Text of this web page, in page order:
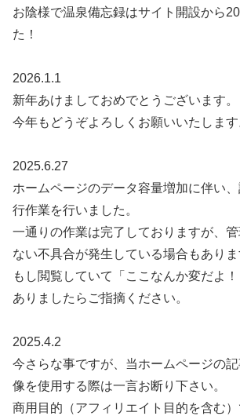
お陰様で温泉備忘録はサイト開設から
た！
2026.1.1
新年あけましておめでとうございます。
今年もどうぞよろしくお願いいたします
2025.6.27
ホームページのデータ容量増加に伴い
行作業を行いました。
一通りの作業は完了しておりますが、
ない不具合が発生している場合もありま
もし閲覧していて「ここなんか変だよ
ありましたらご指摘ください。
2025.4.2
今さらな事ですが、当ホームページの
像を使用する際は一言お断り下さい。
商用目的（アフィリエイト目的を含む）